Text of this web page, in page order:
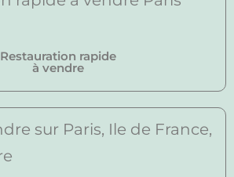
Restauration rapide
à vendre